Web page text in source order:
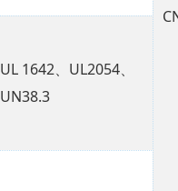
UL 1642、UL2054、
UN38.3